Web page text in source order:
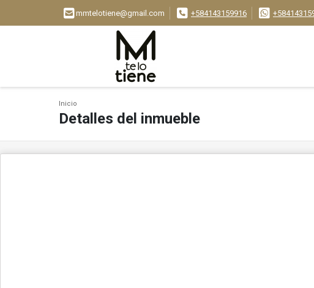
mmtelotiene@gmail.com +584143159916
Inicio
Detalles del inmueble